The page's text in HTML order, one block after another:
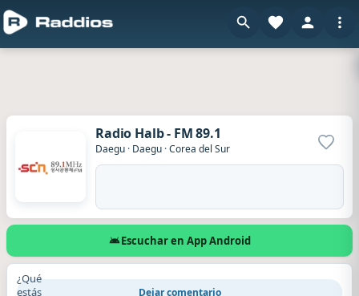
Radio Halb - FM 89.1
Daegu · Daegu ·Corea del Sur
Escuchar en App Android
¿Qué
estás
Dejar comentario